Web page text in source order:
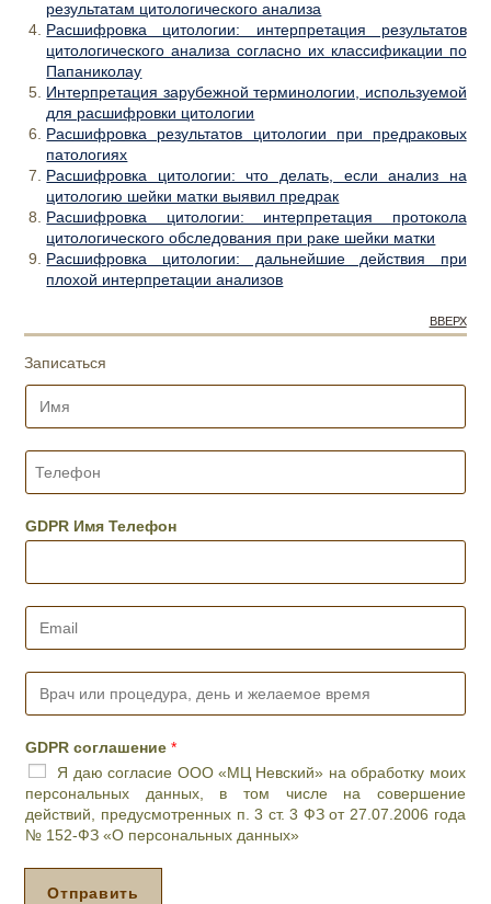
результатам цитологического анализа
Расшифровка цитологии: интерпретация результатов
цитологического анализа согласно их классификации по
Папаниколау
Интерпретация зарубежной терминологии, используемой
для расшифровки цитологии
Расшифровка результатов цитологии при предраковых
патологиях
Расшифровка цитологии: что делать, если анализ на
цитологию шейки матки выявил предрак
Расшифровка цитологии: интерпретация протокола
цитологического обследования при раке шейки матки
Расшифровка цитологии: дальнейшие действия при
плохой интерпретации анализов
ВВЕРХ
Записаться
И
*
Т
е
ф
н
*
GDPR Имя Телефон
E
i
*
В
ч
и
п
о
GDPR соглашение*
Я даю согласие ООО «МЦ Невский» на обработку моих
персональных данных, в том числе на совершение
действий, предусмотренных п. 3 ст. 3 ФЗ от 27.07.2006 года
№ 152-ФЗ «О персональных данных»
Отправить